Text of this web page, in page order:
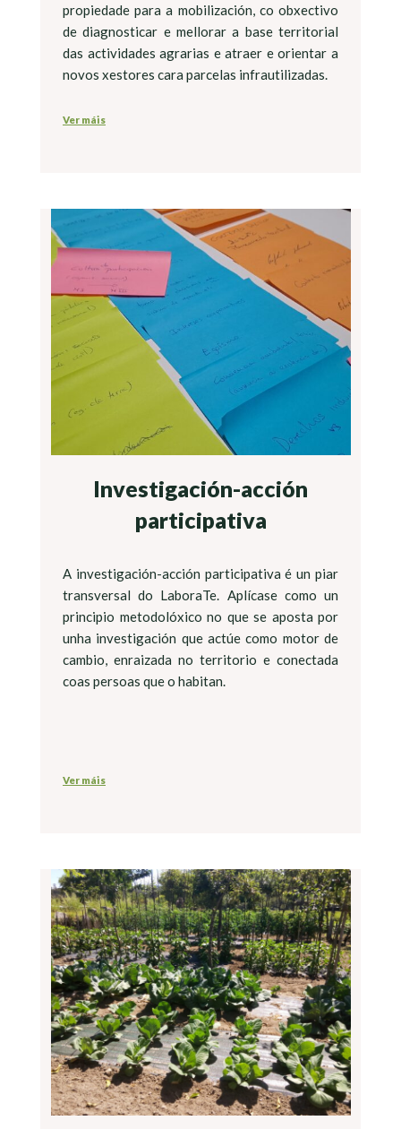
propiedade para a mobilización, co obxectivo
de diagnosticar e mellorar a base territorial
das actividades agrarias e atraer e orientar a
novos xestores cara parcelas infrautilizadas.
Ver máis
Investigación-acción
participativa
A investigación-acción participativa é un piar
transversal do LaboraTe. Aplícase como un
principio metodolóxico no que se aposta por
unha investigación que actúe como motor de
cambio, enraizada no territorio e conectada
coas persoas que o habitan.
Ver máis